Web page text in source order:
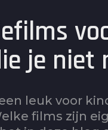
je niet
leuk voor
films zijn